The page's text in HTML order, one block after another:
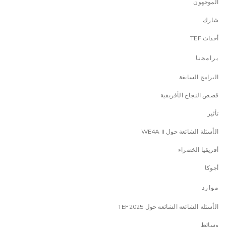
الموجهون
شارك
أحداث TEF
برامجنا
البرامج السابقة
قصص النجاح الأفريقية
تأثير
الأسئلة الشائعة حول WE4A II
أفريقيا الخضراء
أجوكا
موارد
الأسئلة الشائعة الشائعة حول TEF2025
وسائط